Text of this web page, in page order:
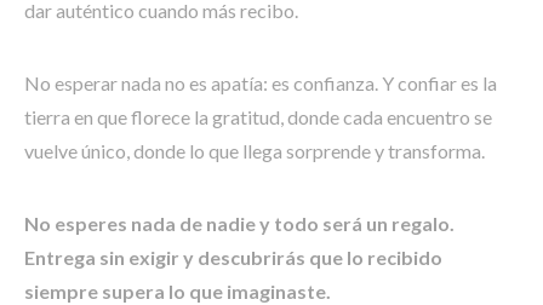
dar auténtico cuando más recibo.
No esperar nada no es apatía: es confianza. Y confiar es la
tierra en que florece la gratitud, donde cada encuentro se
vuelve único, donde lo que llega sorprende y transforma.
No esperes nada de nadie y todo será un regalo.
Entrega sin exigir y descubrirás que lo recibido
siempre supera lo que imaginaste.